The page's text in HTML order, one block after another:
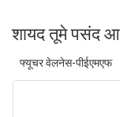
शायद तूमे पसंद
फ्यूचर वेलनेस-पीईएमएफ